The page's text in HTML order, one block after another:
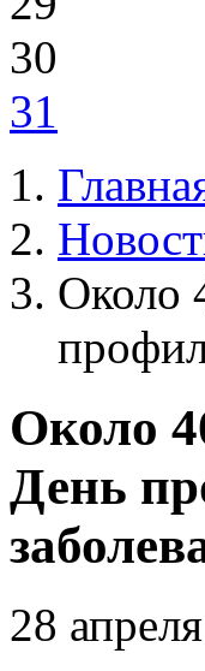
30
31
Около
Около
День
28